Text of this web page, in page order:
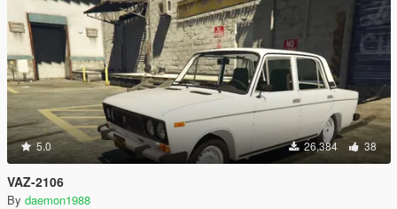
5.0 26,384 38
VAZ-2106
By daemon1988